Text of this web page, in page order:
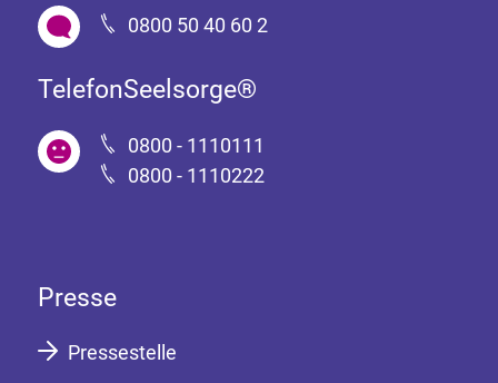
0800 50 40 60 2
TelefonSeelsorge®
0800 - 1110111
0800 - 1110222
Presse
Pressestelle